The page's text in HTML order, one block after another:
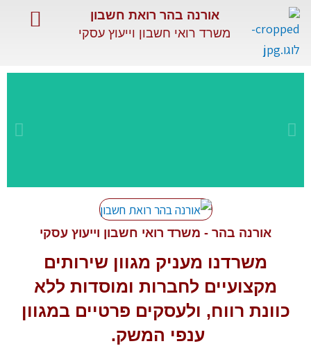
דילוג
לתוכן
אורנה בהר רואת חשבון
משרד רואי חשבון וייעוץ עסקי
שירות
מקצועי
ומתקדם
אורנה בהר - משרד רואי חשבון וייעוץ עסקי
משרדנו מעניק מגוון שירותים
מקצועיים לחברות ומוסדות ללא
כוונת רווח, ולעסקים פרטיים במגוון
ענפי המשק.